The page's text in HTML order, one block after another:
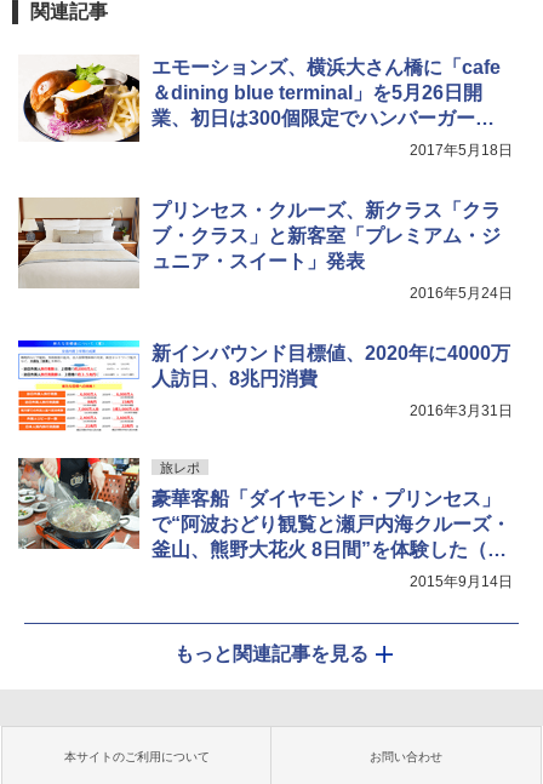
関連記事
エモーションズ、横浜大さん橋に「cafe
＆dining blue terminal」を5月26日開
業、初日は300個限定でハンバーガー無
2017年5月18日
プリンセス・クルーズ、新クラス「クラ
ブ・クラス」と新客室「プレミアム・ジ
ュニア・スイート」発表
2016年5月24日
新インバウンド目標値、2020年に4000万
人訪日、8兆円消費
2016年3月31日
旅レポ
豪華客船「ダイヤモンド・プリンセス」
で“阿波おどり観覧と瀬戸内海クルーズ・
釜山、熊野大花火 8日間”を体験した（後
2015年9月14日
もっと関連記事を見る
本サイトのご利用について お問い合わせ